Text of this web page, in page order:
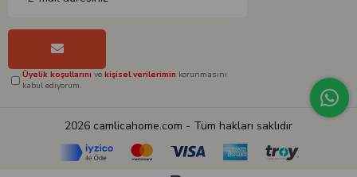
Üyelik koşullarını ve kişisel verilerimin korunmasını
kabul ediyorum.
2026 camlicahome.com - Tüm hakları saklıdır